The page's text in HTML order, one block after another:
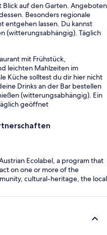
Blick auf den Garten. Angeboten
Besonders regionale
entgehen lassen. Du kannst
(witterungsabhängig). Täglich
mit Frühstück,
leichten Mahlzeiten im
Küche solltest du dir hier nicht
Drinks an der Bar bestellen
(witterungsabhängig). Ein
geöffnet
Ecolabel, a program that
on one or more of the
cultural-heritage, the local